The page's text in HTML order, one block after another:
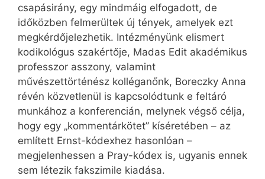
csapásirány, egy mindmáig elfogadott, de
időközben felmerültek új tények, amelyek ezt
megkérdőjelezhetik. Intézményünk elismert
kodikológus szakértője, Madas Edit akadémikus
professzor asszony, valamint
művészettörténész kolléganőnk, Boreczky Anna
révén közvetlenül is kapcsolódtunk e feltáró
munkához a konferencián, melynek végső célja,
hogy egy „kommentárkötet” kíséretében – az
említett Ernst-kódexhez hasonlóan –
megjelenhessen a Pray-kódex is, ugyanis ennek
sem létezik fakszimile kiadása.